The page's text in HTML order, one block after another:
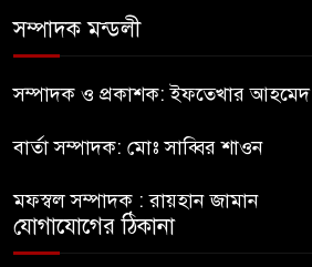
দিলো প্রশাসন
আটক-১
সম্পাদক মন্ডলী
সম্পাদক ও প্রকাশক: ইফতেখার আহমেদ
বার্তা সম্পাদক: মোঃ সাব্বির শাওন
মফস্বল সম্পাদক : রায়হান জামান
যোগাযোগের ঠিকানা